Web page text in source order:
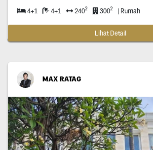
4+1 4+1 2402 3002 | Rumah
Lihat Detail
MAX RATAG